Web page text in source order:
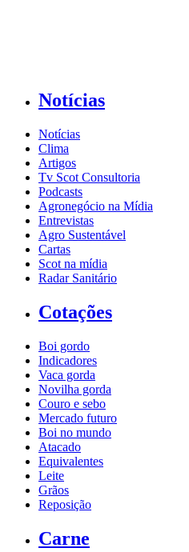
Notícias
Notícias
Clima
Artigos
Tv Scot Consultoria
Podcasts
Agronegócio na Mídia
Entrevistas
Agro Sustentável
Cartas
Scot na mídia
Radar Sanitário
Cotações
Boi gordo
Indicadores
Vaca gorda
Novilha gorda
Couro e sebo
Mercado futuro
Boi no mundo
Atacado
Equivalentes
Leite
Grãos
Reposição
Carne